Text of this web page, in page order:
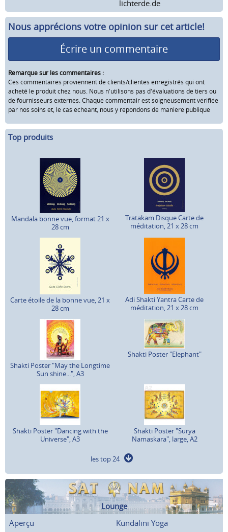
lichterde.de
Nous apprécions votre opinion sur cet article!
Écrire un commentaire
Remarque sur les commentaires :
Ces commentaires proviennent de clients/clientes enregistrés qui ont
acheté le produit chez nous. Nous n'utilisons pas d'évaluations de tiers ou
de fournisseurs externes. Chaque commentair est soigneusement vérifiée
par nos soins et, le cas échéant, nous y répondons de manière publique
Top produits
Mandala bonne vue, format 21 x
28 cm
Tratakam Disque Carte de
méditation, 21 x 28 cm
Carte étoile de la bonne vue, 21 x
28 cm
Adi Shakti Yantra Carte de
méditation, 21 x 28 cm
Shakti Poster "May the Longtime
Sun shine...", A3
Shakti Poster "Elephant"
Shakti Poster "Dancing with the
Universe", A3
Shakti Poster "Surya
Namaskara", large, A2
les top 24
Lounge
Aperçu
Kundalini Yoga